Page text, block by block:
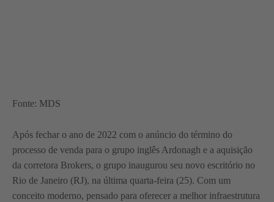
Fonte: MDS
Após fechar o ano de 2022 com o anúncio do término do
processo de venda para o grupo inglês Ardonagh e a aquisição
da corretora Brokers, o grupo inaugurou seu novo escritório no
Rio de Janeiro (RJ), na última quarta-feira (25). Com um
conceito moderno, pensado para oferecer a melhor infraestrutura